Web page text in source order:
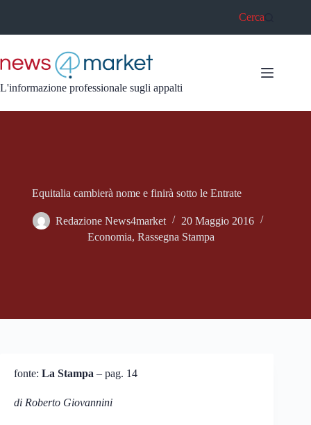
Cerca
L'informazione professionale sugli appalti
Equitalia cambierà nome e finirà sotto le Entrate
Redazione News4market
20 Maggio 2016
Economia, Rassegna Stampa
fonte: La Stampa – pag. 14
di Roberto Giovannini